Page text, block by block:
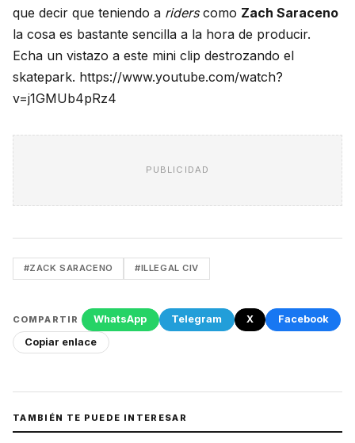
que decir que teniendo a riderscomo Zach Saraceno
la cosa es bastante sencilla a la hora de producir.
Echa un vistazo a este mini clip destrozando el
skatepark. https://www.youtube.com/watch?
v=j1GMUb4pRz4
PUBLICIDAD
#ZACK SARACENO #ILLEGAL CIV
COMPARTIR WhatsApp Telegram X
Facebook
Copiar enlace
TAMBIÉN TE PUEDE INTERESAR